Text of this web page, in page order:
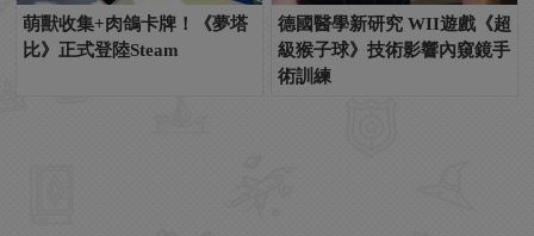
萌獸收集+肉鴿卡牌！《夢塔
比》正式登陸Steam
德國醫學新研究 WII遊戲《超
級猴子球》技術影響內窺鏡手
術訓練